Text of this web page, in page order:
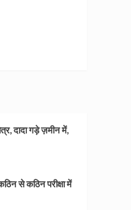
दादा गड़े ज़मीन में,
से कठिन परीक्षा में